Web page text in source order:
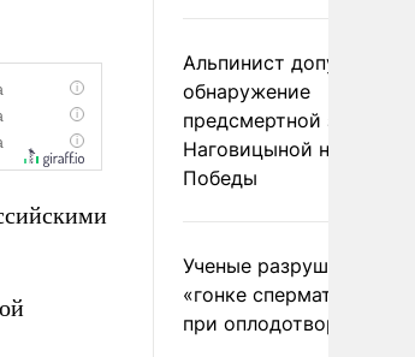
Альпинист допустил
обнаружение
предсмертной записки
Наговицыной на пике
Победы
Ученые разрушили миф
«гонке
при оплодотворении